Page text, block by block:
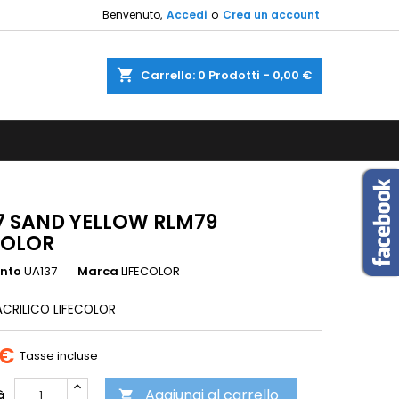
Benvenuto, Accedi o Crea un account
shopping_cart Carrello: 0 Prodotti - 0,00 €
SAND YELLOW RLM79
UA137 Marca LIFECOLOR
LIFECOLOR
Tasse incluse
